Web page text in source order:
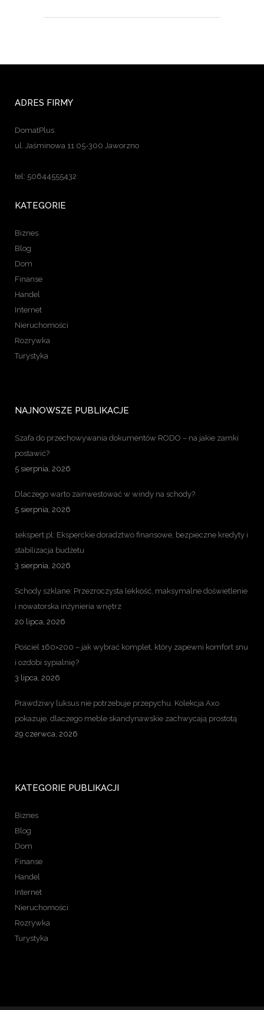
ADRES FIRMY
DomatPlus
ul. Jaśminowa 11 05-300 Jaworzno
tel: 50644555432
KATEGORIE
Biznes
Blog
Dom
Finanse
Handel
Internet
Nieruchomości
Rozrywka
Turystyka
NAJNOWSZE PUBLIKACJE
Szafa do przechowywania dokumentów RODO – na jakie zamki
postawić?
5 sierpnia, 2026
Dlaczego warto zainwestować w windy na schody?
5 sierpnia, 2026
1ekspert.pl: Eksperckie doradztwo finansowe, bezpieczne kredyty i
stabilizacja budżetu
3 sierpnia, 2026
Schody szklane: Przezroczysta lekkość, maksymalne doświetlenie
i nowatorska inżynieria wnętrz
20 lipca, 2026
Pościel 160×200 – jak wybrać komplet, który zapewni komfort snu
i ozdobi sypialnię?
3 lipca, 2026
Prawdziwy luksus nie potrzebuje przepychu. Kolekcja Axo
pokazuje, dlaczego meble skandynawskie zachwycają prostotą
29 czerwca, 2026
KATEGORIE PUBLIKACJI
Biznes
Blog
Dom
Finanse
Handel
Internet
Nieruchomości
Rozrywka
Turystyka